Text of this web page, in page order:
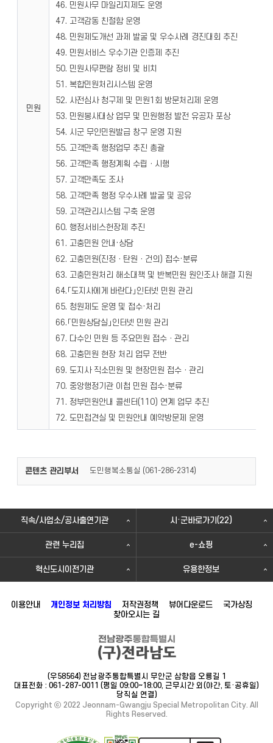
민원
46. 민원사무 마일리지제도 운영
47. 고객감동 친절함 운영
48. 민원제도개선 과제 발굴 및 우수사례 경진대회 추진
49. 민원서비스 우수기관 인증제 추진
50. 민원사무편람 정비 및 비치
51. 복합민원처리시스템 운영
52. 사전심사 청구제 및 민원1회 방문처리제 운영
53. 민원봉사대상 업무 및 민원행정 발전 유공자 포상
54. 시군 무인민원발급 창구 운영 지원
55. 고객만족 행정업무 추진 총괄
56. 고객만족 행정계획 수립ㆍ시행
57. 고객만족도 조사
58. 고객만족 행정 우수사례 발굴 및 공유
59. 고객관리시스템 구축 운영
60. 행정서비스헌장제 추진
61. 고충민원 안내·상담
62. 고충민원(진정ㆍ탄원ㆍ건의) 접수·분류
63. 고충민원처리 해소대책 및 반복민원 원인조사 해결 지원
64.「도지사에게 바란다」인터넷 민원 관리
65. 청원제도 운영 및 접수·처리
66.「민원상담실」인터넷 민원 관리
67. 다수인 민원 등 주요민원 접수ㆍ관리
68. 고충민원 현장 처리 업무 전반
69. 도지사 직소민원 및 현장민원 접수ㆍ관리
70. 중앙행정기관 이첩 민원 접수·분류
71. 정부민원안내 콜센터(110) 연계 업무 추진
72. 도민접견실 및 민원안내 예약방문제 운영
콘텐츠 관리부서 도민행복소통실 (061-286-2314)
직속/사업소/공사출연기관 시·군바로가기(22)
관련 누리집 e-쇼핑
혁신도시이전기관 유용한정보
이용안내 개인정보 처리방침 저작권정책 뷰어다운로드
국가상징
찾아오시는 길
(우58564) 전남광주통합특별시 무안군 삼향읍 오룡길 1
대표전화 : 061-287-0011 (평일 09:00~18:00, 근무시간 외(야간, 토·공휴일)
당직실 연결)
Copyright ⓒ 2022 Jeonnam-Gwangju Special Metropolitan City. All
Rights Reserved.